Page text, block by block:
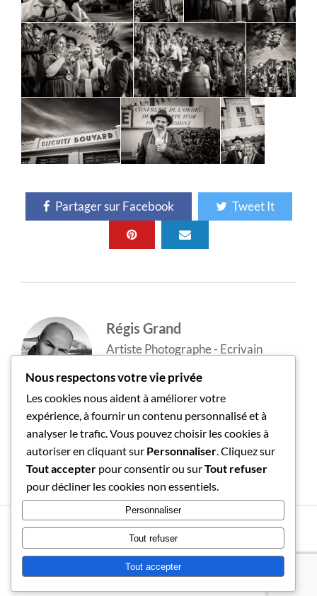
Partager sur Facebook Tweet It
Régis Grand
Artiste Photographe - Ecrivain
LA SEULE LIMITE À NOS
RÉALISATIONS DE DEMAIN SERA NOS
DOUTES D'AUJOURD'HUI.
Nous respectons votre vie privée
Les cookies nous aident à améliorer votre
expérience, à fournir un contenu personnalisé et à
analyser le trafic. Vous pouvez choisir les cookies à
autoriser en cliquant sur Personnaliser. Cliquez sur
Tout accepter pour consentir ou surTout refuser
pour décliner les cookies non essentiels.
Personnaliser
Tout refuser
Tout accepter